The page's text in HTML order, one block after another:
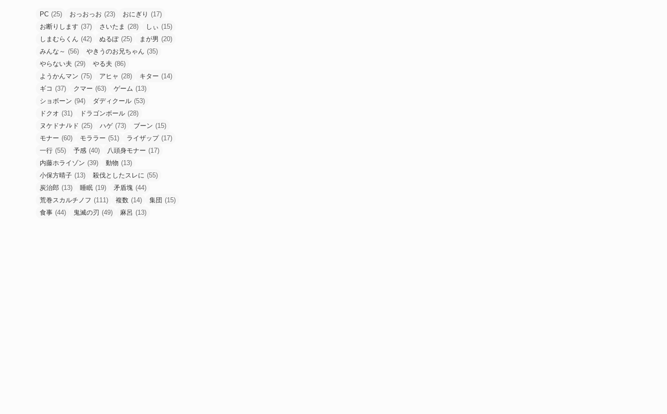
PC (25) おっおっお (23) おにぎり (17)
お断りします (37) さいたま (28) しぃ (15)
しまむらくん (42) ぬるぽ (25) まが男 (20)
みんな～ (56) やきうのお兄ちゃん (35)
やらない夫 (29) やる夫 (86)
ようかんマン (75) アヒャ (28) キター (14)
ギコ (37) クマー (63) ゲーム (13)
ショボーン (94) ダディクール (53)
ドクオ (31) ドラゴンボール (28)
ヌケドナﾉﾚド (25) ハゲ (73) ブーン (15)
モナー (60) モララー (51) ライザップ (17)
一行 (55) 予感 (40) 八頭身モナー (17)
内藤ホライゾン (39) 動物 (13)
小保方晴子 (13) 殺伐としたスレに (55)
炭治郎 (13) 睡眠 (19) 矛盾塊 (44)
荒巻スカルチノフ (111) 複数 (14) 集団 (15)
食事 (44) 鬼滅の刃 (49) 麻呂 (13)